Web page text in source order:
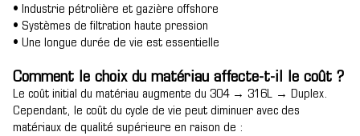
• Industrie pétrolière et gazière offshore
• Systèmes de filtration haute pression
• Une longue durée de vie est essentielle
Comment le choix du matériau affecte-t-il le coût ?
Le coût initial du matériau augmente du 304 → 316L → Duplex.
Cependant, le coût du cycle de vie peut diminuer avec des
matériaux de qualité supérieure en raison de :